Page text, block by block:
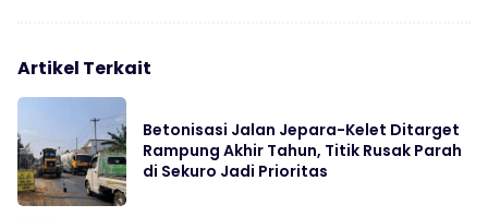
Artikel Terkait
Betonisasi Jalan Jepara-Kelet Ditarget
Rampung Akhir Tahun, Titik Rusak Parah
di Sekuro Jadi Prioritas